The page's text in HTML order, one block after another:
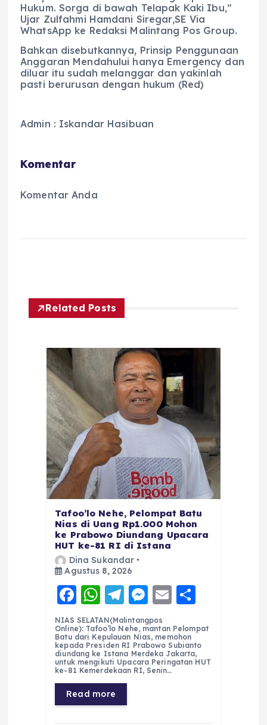
Hukum. Sorga di bawah Telapak Kaki Ibu,”
Ujar Zulfahmi Hamdani Siregar,SE Via
WhatsApp ke Redaksi Malintang Pos Group.
Bahkan disebutkannya, Prinsip Penggunaan
Anggaran Mendahului hanya Emergency dan
diluar itu sudah melanggar dan yakinlah
pasti berurusan dengan hukum (Red)
Admin : Iskandar Hasibuan
Komentar
Komentar Anda
Related Posts
Tafoo’lo Nehe, Pelompat Batu
Nias di Uang Rp1.000 Mohon
ke Prabowo Diundang Upacara
HUT ke-81 RI di Istana
Dina Sukandar
Agustus 8, 2026
F
a
c
e
b
o
o
W
h
a
ts
A
p
p
T
el
e
g
r
a
m
M
e
ss
e
n
E
ai
l
a
re
NIAS SELATAN(Malintangpos
Online): Tafoo’lo Nehe, mantan Pelompat
Batu dari Kepulauan Nias, memohon
kepada Presiden RI Prabowo Subianto
diundang ke Istana Merdeka Jakarta,
untuk mengikuti Upacara Peringatan HUT
ke-81 Kemerdekaan RI, Senin…
Read more